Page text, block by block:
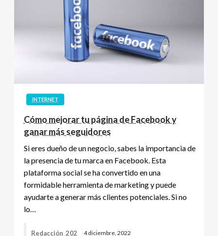
INTERNET
Cómo mejorar tu página de Facebook y
ganar más seguidores
Si eres dueño de un negocio, sabes la importancia de
la presencia de tu marca en Facebook. Esta
plataforma social se ha convertido en una
formidable herramienta de marketing y puede
ayudarte a generar más clientes potenciales. Si no
lo…
Redacción_202 4 diciembre, 2022